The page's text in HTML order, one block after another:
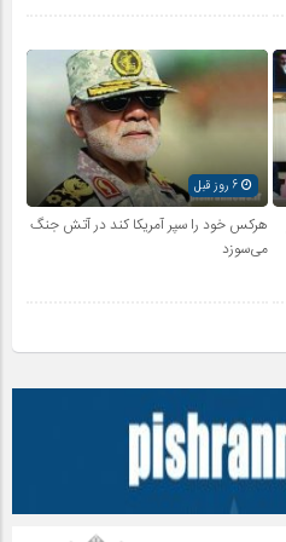
هرکس خود را سپر آمریکا کند در آتش جنگ
می‌سوزد